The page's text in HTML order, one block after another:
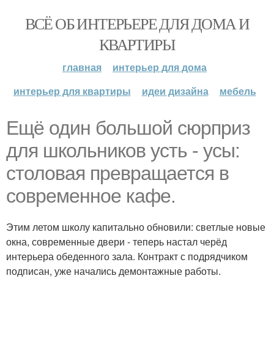
ВСЁ ОБ ИНТЕРЬЕРЕ ДЛЯ ДОМА И
КВАРТИРЫ
главная
интерьер для дома
интерьер для квартиры
идеи дизайна мебель
Ещё один большой сюрприз
для школьников усть - усы:
столовая превращается в
современное кафе.
Этим летом школу капитально обновили: светлые новые
окна, современные двери - теперь настал черёд
интерьера обеденного зала. Контракт с подрядчиком
подписан, уже начались демонтажные работы.